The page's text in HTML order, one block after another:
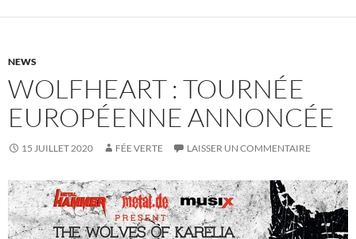
NEWS
WOLFHEART : TOURNÉE
EUROPÉENNE ANNONCÉE
15 JUILLET 2020 FÉE VERTE LAISSER UN COMMENTAIRE